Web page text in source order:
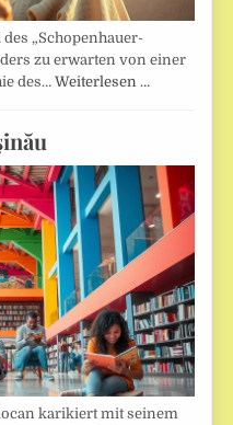
„Schopenhauer-
zu erwarten von einer
des…Weiterlesen …
karikiert mit seinem